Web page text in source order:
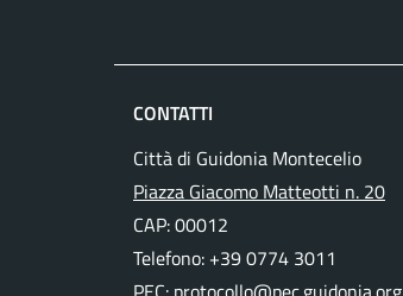
CONTATTI
Città di Guidonia Montecelio
Piazza Giacomo Matteotti n. 20
CAP: 00012
Telefono: +39 0774 3011